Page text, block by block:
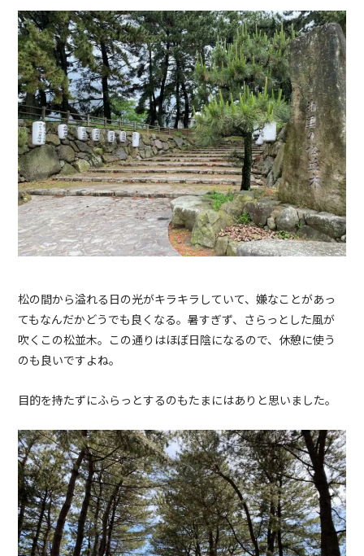
松の間から溢れる日の光がキラキラしていて、嫌なことがあっ
てもなんだかどうでも良くなる。暑すぎず、さらっとした風が
吹くこの松並木。この通りはほぼ日陰になるので、休憩に使う
のも良いですよね。
目的を持たずにふらっとするのもたまにはありと思いました。